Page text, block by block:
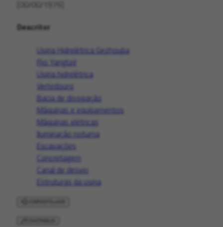
[00/00/1979]
Descritor
Usina Hidrelétrica Gezhouba
Rio Yangtzé
Usina hidrelétrica
Vertedouro
Bacia de dissipação
Máquinas e equipamentos
Máquinas elétricas
Iluminação noturna
Escavações
Concretagem
Canal de desvio
Estruturas da usina